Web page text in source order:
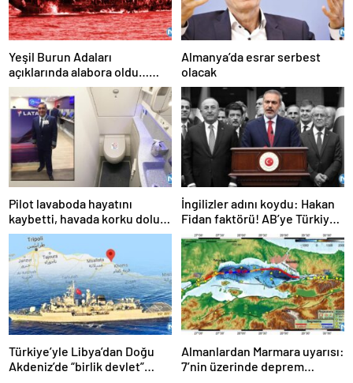
Yeşil Burun Adaları
açıklarında alabora oldu…
Göçmen teknesi faciası: 63
ölü
Almanya’da esrar serbest
olacak
Pilot lavaboda hayatını
kaybetti, havada korku dolu
anlar!
İngilizler adını koydu: Hakan
Fidan faktörü! AB’ye Türkiye
çağrısı: Hala geç değil
Türkiye’yle Libya’dan Doğu
Akdeniz’de “birlik devlet”
Almanlardan Marmara uyarısı:
7’nin üzerinde deprem